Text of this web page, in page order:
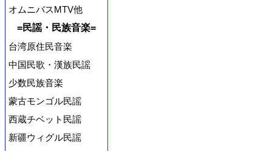
オムニバスMTV他
=民謡・民族音楽=
台湾原住民音楽
中国民歌・漢族民謡
少数民族音楽
蒙古モンゴル民謡
西蔵チベット民謡
新疆ウィグル民謡